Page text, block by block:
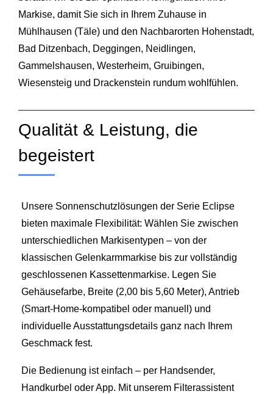
Markise, damit Sie sich in Ihrem Zuhause in
Mühlhausen (Täle) und den Nachbarorten Hohenstadt,
Bad Ditzenbach, Deggingen, Neidlingen,
Gammelshausen, Westerheim, Gruibingen,
Wiesensteig und Drackenstein rundum wohlfühlen.
Qualität & Leistung, die
begeistert
Unsere Sonnenschutzlösungen der Serie Eclipse
bieten maximale Flexibilität: Wählen Sie zwischen
unterschiedlichen Markisentypen – von der
klassischen Gelenkarmmarkise bis zur vollständig
geschlossenen Kassettenmarkise. Legen Sie
Gehäusefarbe, Breite (2,00 bis 5,60 Meter), Antrieb
(Smart‑Home-kompatibel oder manuell) und
individuelle Ausstattungsdetails ganz nach Ihrem
Geschmack fest.
Die Bedienung ist einfach – per Handsender,
Handkurbel oder App. Mit unserem Filterassistent